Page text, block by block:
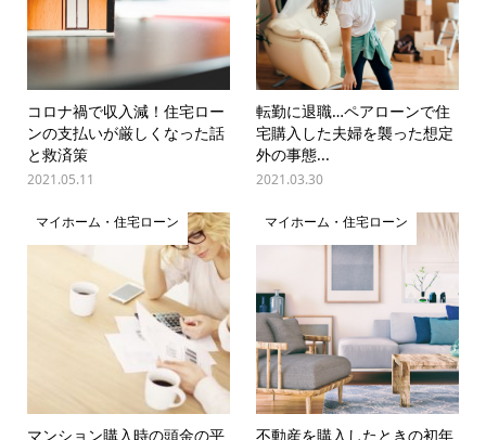
コロナ禍で収入減！住宅ロー
ンの支払いが厳しくなった話
と救済策
2021.05.11
転勤に退職…ペアローンで住
宅購入した夫婦を襲った想定
外の事態...
2021.03.30
マイホーム・住宅ローン
マンション購入時の頭金の平
マイホーム・住宅ローン
不動産を購入したときの初年